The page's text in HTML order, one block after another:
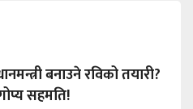
बनाउने रविको तयारी?
सहमति!